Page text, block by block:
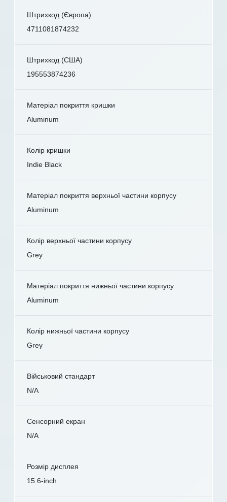
Штрихкод (Європа)
4711081874232
Штрихкод (США)
195553874236
Матеріал покриття кришки
Aluminum
Колір кришки
Indie Black
Матеріал покриття верхньої частини корпусу
Aluminum
Колір верхньої частини корпусу
Grey
Матеріал покриття нижньої частини корпусу
Aluminum
Колір нижньої частини корпусу
Grey
Військовий стандарт
N/A
Сенсорний екран
N/A
Розмір дисплея
15.6-inch